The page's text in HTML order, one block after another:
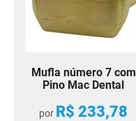
Mufla número 7 com
Pino Mac Dental
por R$ 233,78